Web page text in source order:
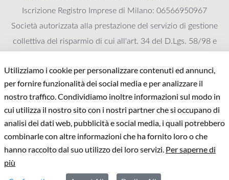
Iscrizione Registro Imprese di Milano: 06566950967
Società autorizzata alla prestazione del servizio di gestione
collettiva del risparmio di cui all'art. 34 del D.Lgs. 58/98 e
125. Appartenente al Gruppo Azimut Holding, Socio unico
Azimut Holding S.p.A. che esercita l’attività di direzione e
coordinamento
Associazione Italiana del Private Equity Venture Capital e
Private Debt (www.aifi.it ) che sviluppa, coordina e
mercato italiano nel private equity e nel venture capital”
Utilizziamo i cookie per personalizzare contenuti ed annunci,
per fornire funzionalità dei social media e per analizzare il
nostro traffico. Condividiamo inoltre informazioni sul modo in
cui utilizza il nostro sito con i nostri partner che si occupano di
analisi dei dati web, pubblicità e social media, i quali potrebbero
combinarle con altre informazioni che ha fornito loro o che
hanno raccolto dal suo utilizzo dei loro servizi. Per saperne di
più